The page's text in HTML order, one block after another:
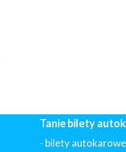
Tanie bilety
- bilety